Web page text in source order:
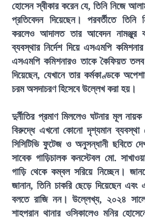
হোসেন স্বীকার করেন যে, তিনি নিজে
প্রতিবেদন দিয়েছেন। পরবর্তীতে তিনি
করলেও আদালত তার আবেদন নামঞ্জুর
ব্যবস্থার নির্দেশ দিয়ে এসএমপি কমিশনার
এসএমপি কমিশনারও তাকে কৈফিয়ত
দিয়েছেন, যেখানে তার কর্মকাণ্ডকে
চরম অসদাচরণ হিসেবে উল্লেখ করা হয়।
দুর্নীতির প্রমাণ মিললেও ঘটনার মূল
বিরুদ্ধে এখনো কোনো দৃশ্যমান ব্যবস্থা
সিসিটিভি ফুটেজ ও অনুসন্ধানী ছবিতে
সাবেক গাড়িচালক কনস্টেবল মো.
গাড়ি থেকে কম্বল সরিয়ে নিচ্ছেন।
জানান, তিনি চাকরি ছেড়ে দিয়েছেন
বলতে রাজি নন। উল্লেখ্য, ২০২৪
শাহপরান থানার ওসিকালেও মনির